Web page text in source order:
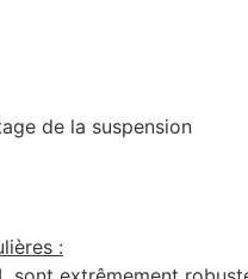
de la suspension
: